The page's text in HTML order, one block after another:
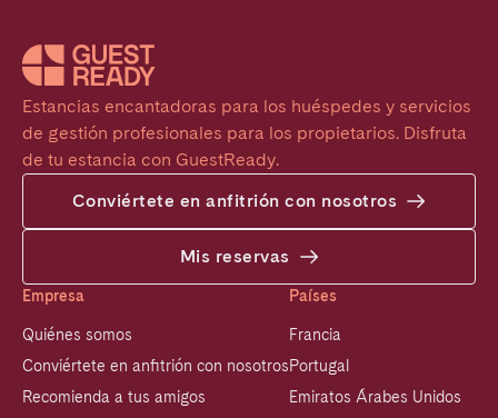
Estancias encantadoras para los huéspedes y servicios
de gestión profesionales para los propietarios. Disfruta
de tu estancia con GuestReady.
Conviértete en anfitrión con nosotros
Mis reservas
Empresa
Quiénes somos
Conviértete en anfitrión con nosotros
Recomienda a tus amigos
Países
Francia
Portugal
Emiratos Árabes Unidos